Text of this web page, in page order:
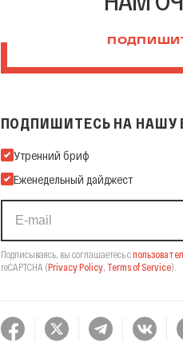
ПОДПИШИТЕСЬ НА НАШУ
Подпишитесь на нашу Email-
Утренний бриф
Еженедельный дайджест
Подписываясь, вы соглашаетесь с
reCAPTCHA (Privacy Policy, Terms of Service).